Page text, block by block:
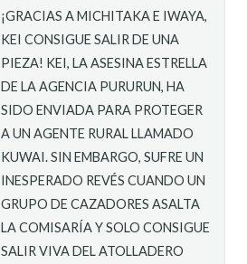
¡GRACIAS A MICHITAKA E IWAYA,
KEI CONSIGUE SALIR DE UNA
PIEZA! KEI, LA ASESINA ESTRELLA
DE LA AGENCIA PURURUN, HA
SIDO ENVIADA PARA PROTEGER
A UN AGENTE RURAL LLAMADO
KUWAI. SIN EMBARGO, SUFRE UN
INESPERADO REVÉS CUANDO UN
GRUPO DE CAZADORES ASALTA
LA COMISARÍA Y SOLO CONSIGUE
SALIR VIVA DEL ATOLLADERO